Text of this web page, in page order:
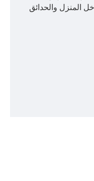
المنزل والحدائق